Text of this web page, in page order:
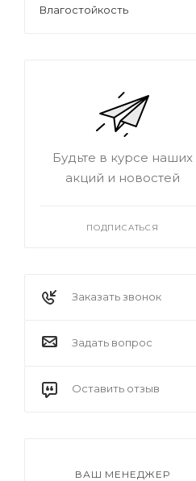
Влагостойкость
Будьте в курсе наших
акций и новостей
ПОДПИСАТЬСЯ
Заказать звонок
Задать вопрос
Оставить отзыв
ВАШ МЕНЕДЖЕР